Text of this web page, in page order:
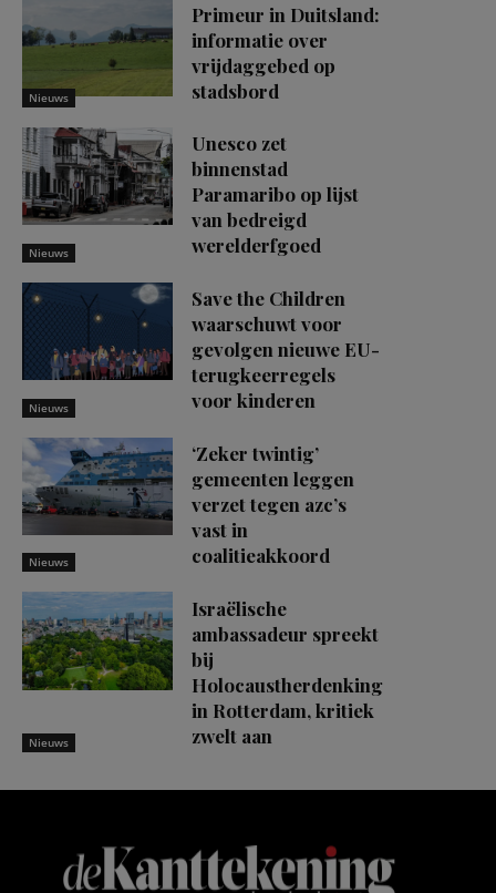
Nieuws
Primeur in Duitsland:
informatie over
vrijdaggebed op
stadsbord
Nieuws
Unesco zet
binnenstad
Paramaribo op lijst
van bedreigd
werelderfgoed
Nieuws
Save the Children
waarschuwt voor
gevolgen nieuwe EU-
terugkeerregels
voor kinderen
Nieuws
‘Zeker twintig’
gemeenten leggen
verzet tegen azc’s
vast in
coalitieakkoord
Nieuws
Israëlische
ambassadeur spreekt
bij
Holocaustherdenking
in Rotterdam, kritiek
zwelt aan